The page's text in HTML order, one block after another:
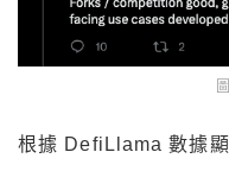
根據 DefiLlama 數據